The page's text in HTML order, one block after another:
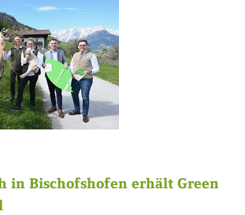
in Bischofshofen erhält Green